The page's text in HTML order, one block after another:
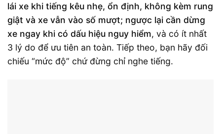
lái xe khi tiếng kêu nhẹ, ổn định, không kèm rung
giật và xe vẫn vào số mượt; ngược lại cần dừng
xe ngay khi có dấu hiệu nguy hiểm, và có ít nhất
3 lý do để ưu tiên an toàn. Tiếp theo, bạn hãy đối
chiếu “mức độ” chứ đừng chỉ nghe tiếng.